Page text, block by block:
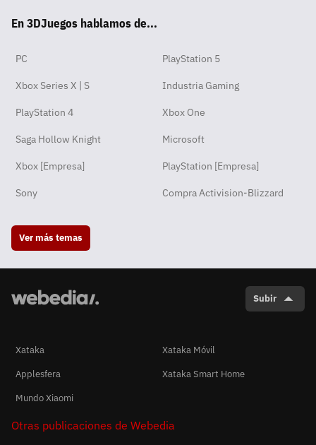
pp
ok
En 3DJuegos hablamos de...
PC PlayStation 5
Xbox Series X | S Industria Gaming
PlayStation 4 Xbox One
Saga Hollow Knight Microsoft
Xbox [Empresa] PlayStation [Empresa]
Sony Compra Activision-Blizzard
Ver más temas
Subir
Xataka
Xataka Móvil
Applesfera
Xataka Smart Home
Mundo Xiaomi
Otras publicaciones de Webedia